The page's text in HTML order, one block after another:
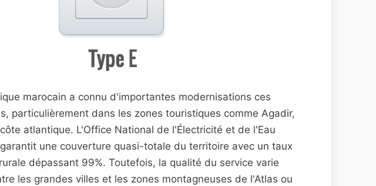
marocain a connu d'importantes modernisations ces
particulièrement dans les zones touristiques comme Agadir,
atlantique. L'Office National de l'Électricité et de l'Eau
garantit une couverture quasi-totale du territoire avec un taux
dépassant 99%. Toutefois, la qualité du service varie
les grandes villes et les zones montagneuses de l'Atlas ou